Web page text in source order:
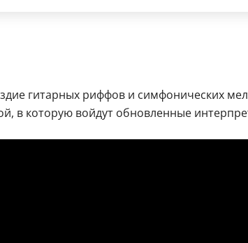
гитарных риффов и симфонических
в которую войдут обновленные